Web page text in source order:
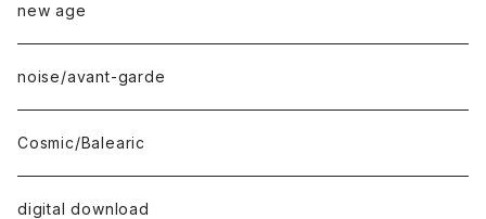
new age
noise/avant-garde
Cosmic/Balearic
digital download